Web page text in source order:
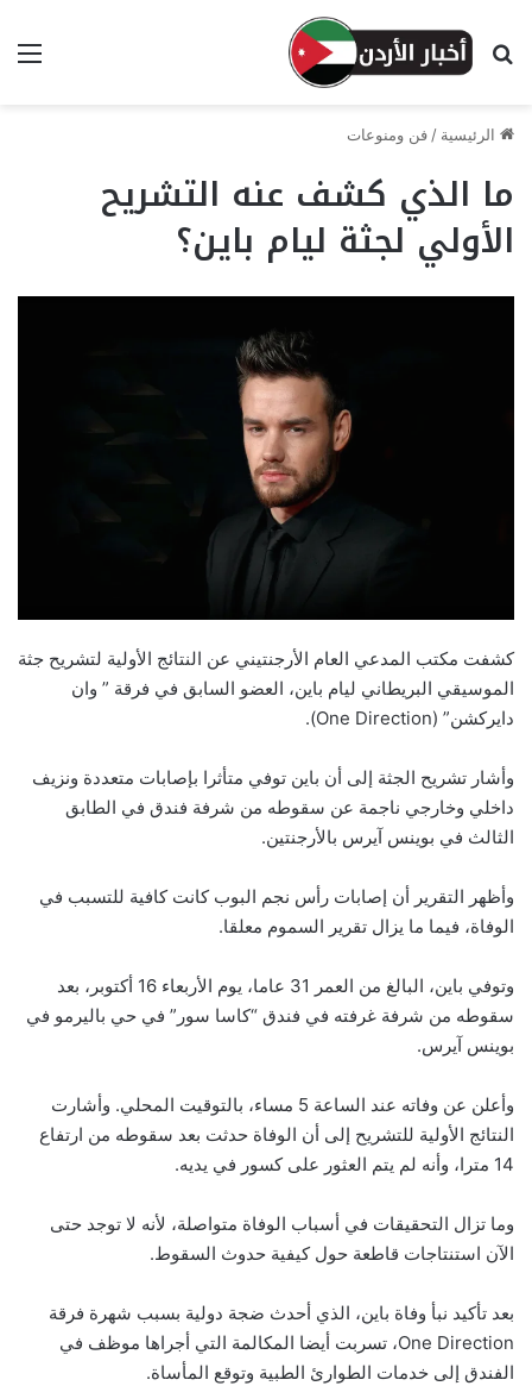
بحث عن
الرئيسية / فن ومنوعات
ما الذي كشف عنه التشريح
الأولي لجثة ليام باين؟
كشفت مكتب المدعي العام الأرجنتيني عن النتائج الأولية لتشريح جثة
الموسيقي البريطاني ليام باين، العضو السابق في فرقة ” وان
دايركشن” (One Direction).
وأشار تشريح الجثة إلى أن باين توفي متأثرا بإصابات متعددة ونزيف
داخلي وخارجي ناجمة عن سقوطه من شرفة فندق في الطابق
الثالث في بوينس آيرس بالأرجنتين.
وأظهر التقرير أن إصابات رأس نجم البوب كانت كافية للتسبب في
الوفاة، فيما ما يزال تقرير السموم معلقا.
وتوفي باين، البالغ من العمر 31 عاما، يوم الأربعاء 16 أكتوبر، بعد
سقوطه من شرفة غرفته في فندق “كاسا سور” في حي باليرمو في
بوينس آيرس.
وأعلن عن وفاته عند الساعة 5 مساء، بالتوقيت المحلي. وأشارت
النتائج الأولية للتشريح إلى أن الوفاة حدثت بعد سقوطه من ارتفاع
14 مترا، وأنه لم يتم العثور على كسور في يديه.
وما تزال التحقيقات في أسباب الوفاة متواصلة، لأنه لا توجد حتى
الآن استنتاجات قاطعة حول كيفية حدوث السقوط.
بعد تأكيد نبأ وفاة باين، الذي أحدث ضجة دولية بسبب شهرة فرقة
One Direction، تسربت أيضا المكالمة التي أجراها موظف في
الفندق إلى خدمات الطوارئ الطبية وتوقع المأساة.